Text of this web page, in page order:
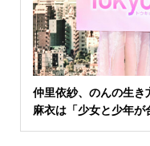
仲里依紗、のんの生き
麻衣は「少女と少年